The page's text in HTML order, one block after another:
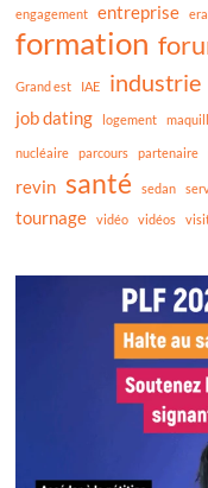
engagement entreprise
formation
Grand est IAE industrie
job dating logement
nucléaire parcours partenaire
revin santé sedan
tournage vidéo vidéos